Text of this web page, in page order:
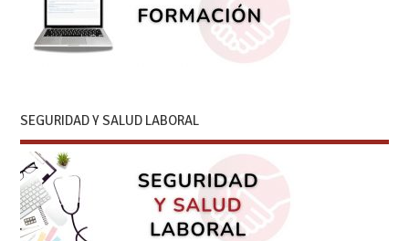
SEGURIDAD Y SALUD LABORAL